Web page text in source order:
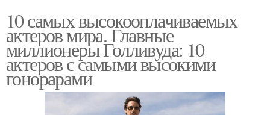
10 самых высокооплачиваемых
актеров мира. Главные
миллионеры Голливуда: 10
актеров с самыми высокими
гонорарами